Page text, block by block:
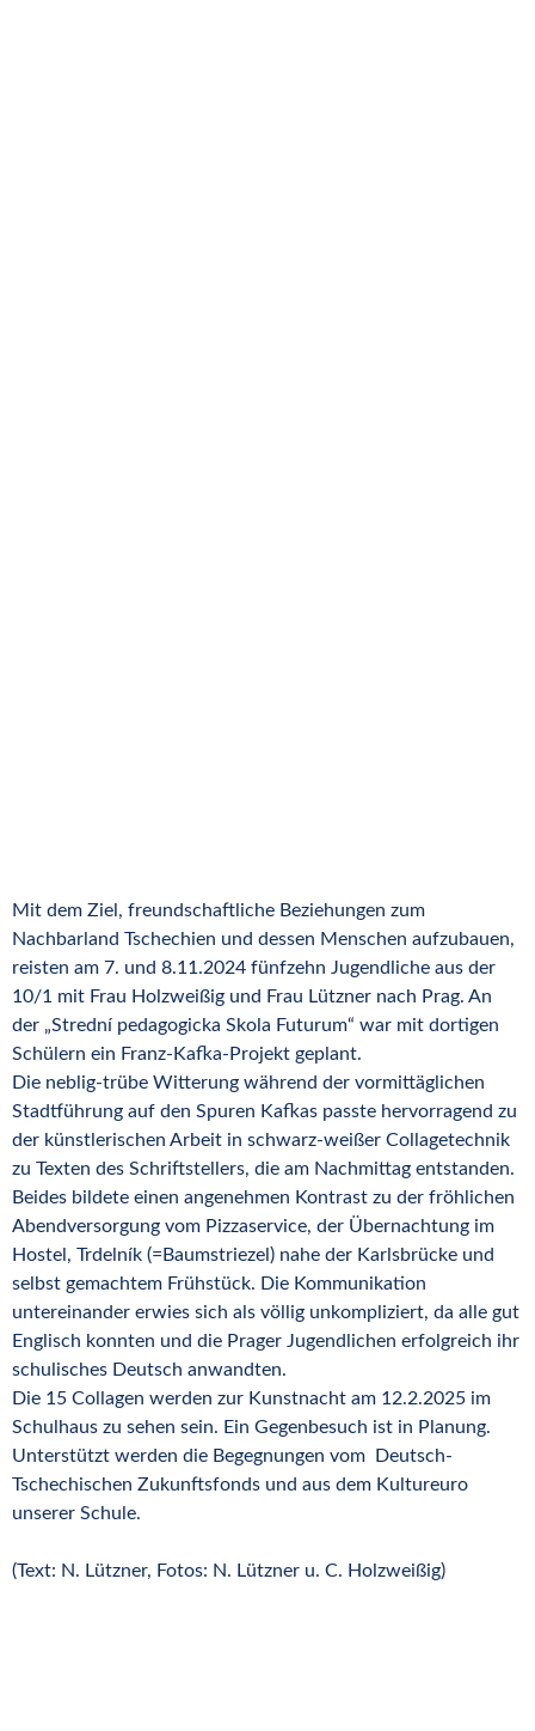
Mit dem Ziel, freundschaftliche Beziehungen zum
Nachbarland Tschechien und dessen Menschen aufzubauen,
reisten am 7. und 8.11.2024 fünfzehn Jugendliche aus der
10/1 mit Frau Holzweißig und Frau Lützner nach Prag. An
der „Strední pedagogicka Skola Futurum“ war mit dortigen
Schülern ein Franz-Kafka-Projekt geplant.
Die neblig-trübe Witterung während der vormittäglichen
Stadtführung auf den Spuren Kafkas passte hervorragend zu
der künstlerischen Arbeit in schwarz-weißer Collagetechnik
zu Texten des Schriftstellers, die am Nachmittag entstanden.
Beides bildete einen angenehmen Kontrast zu der fröhlichen
Abendversorgung vom Pizzaservice, der Übernachtung im
Hostel , Trdelník (=Baumstriezel) nahe der Karlsbrücke und
selbst gemachtem Frühstück. Die Kommunikation
untereinander erwies sich als völlig unkompliziert, da alle gut
Englisch konnten und die Prager Jugendlichen erfolgreich ihr
schulisches Deutsch anwandten.
Die 15 Collagen werden zur Kunstnacht am 12.2.2025 im
Schulhaus zu sehen sein. Ein Gegenbesuch ist in Planung.
Unterstützt werden die Begegnungen vom
Deutsch-
Tschechischen Zukunftsfonds und aus dem Kultureuro
unserer Schule.
(Text: N. Lützner, Fotos: N. Lützner u. C. Holzweißig)